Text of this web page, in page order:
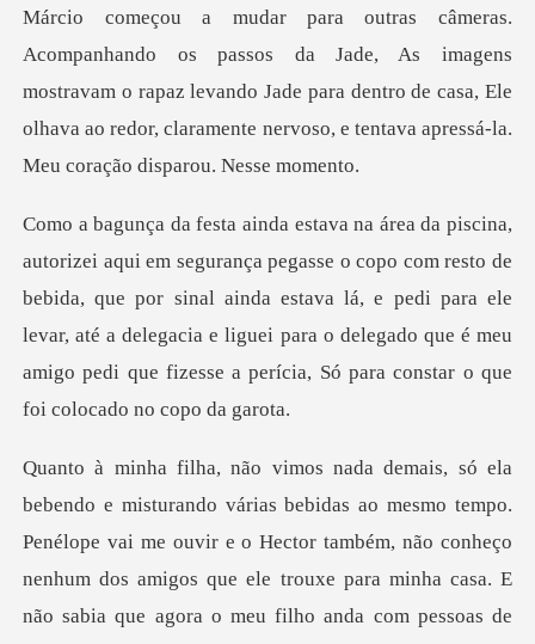
imagens
mostravam o rapaz levando Jade para dentro de casa, Ele
olhava ao redor
resto de
bebida, que por sinal ainda estava lá, e pedi para ele
levar, até a delegacia e liguei para o d
esmo tempo.
Penélope vai me ouvir e o Hector também, não conheço
nenhum dos amigos que ele t